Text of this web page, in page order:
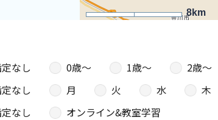
8km
なし 0歳〜 1歳〜 2歳〜
なし 月 火 水 木
なし オンライン&教室学習